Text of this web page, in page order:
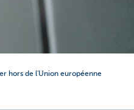
hors de l'Union européenne